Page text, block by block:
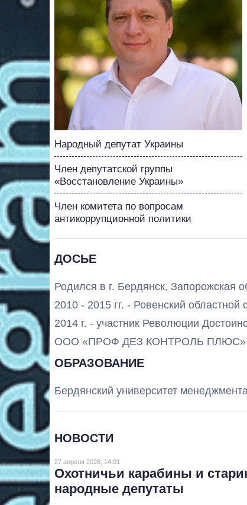
Народный депутат Украины
Член депутатской группы
«Восстановление Украины»
Член комитета по вопросам
антикоррупционной политики
ДОСЬЕ
Родился в г. Бердянск, Запорожская
2010 - 2015 гг. - Ровенский областной
2014 г. - участник Революции
ООО «ПРОФ ДЕЗ КОНТРОЛЬ ПЛЮС» -
ОБРАЗОВАНИЕ
Бердянский университет
НОВОСТИ
27 апреля 2026, 14:01
Охотничьи карабины и
народные депутаты